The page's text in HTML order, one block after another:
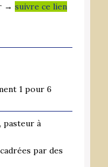
→ suivre ce lien
1 pour 6
pasteur à
par des